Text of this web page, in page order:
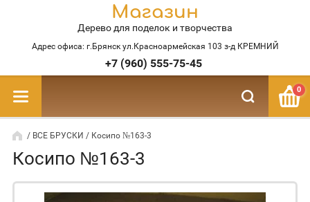
Магазин
Дерево для поделок и творчества
Адрес офиса: г.Брянск ул.Красноармейская 103 з-д КРЕМНИЙ
+7 (960) 555-75-45
0
/ ВСЕ БРУСКИ / Косипо №163-3
Косипо №163-3